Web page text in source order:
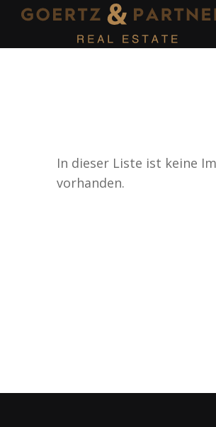
In dieser Liste ist keine
vorhanden.